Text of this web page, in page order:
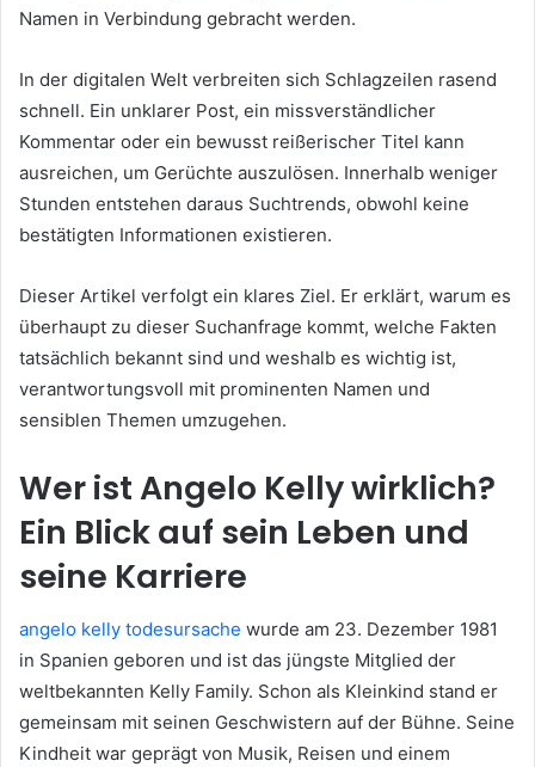
Namen in Verbindung gebracht werden.
In der digitalen Welt verbreiten sich Schlagzeilen rasend
schnell. Ein unklarer Post, ein missverständlicher
Kommentar oder ein bewusst reißerischer Titel kann
ausreichen, um Gerüchte auszulösen. Innerhalb weniger
Stunden entstehen daraus Suchtrends, obwohl keine
bestätigten Informationen existieren.
Dieser Artikel verfolgt ein klares Ziel. Er erklärt, warum es
überhaupt zu dieser Suchanfrage kommt, welche Fakten
tatsächlich bekannt sind und weshalb es wichtig ist,
verantwortungsvoll mit prominenten Namen und
sensiblen Themen umzugehen.
Wer ist Angelo Kelly wirklich?
Ein Blick auf sein Leben und
seine Karriere
angelo kelly todesursache wurde am 23. Dezember 1981
in Spanien geboren und ist das jüngste Mitglied der
weltbekannten Kelly Family. Schon als Kleinkind stand er
gemeinsam mit seinen Geschwistern auf der Bühne. Seine
Kindheit war geprägt von Musik, Reisen und einem